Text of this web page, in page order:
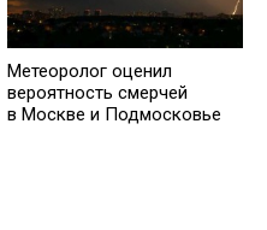
Метеоролог оценил
вероятность смерчей
в Москве и Подмосковье